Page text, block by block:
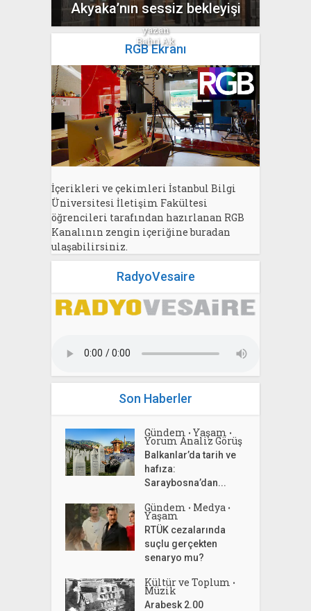
Akyaka’nın sessiz bekleyişi
yazan
Bahri Ak
RGB Ekranı
İçerikleri ve çekimleri İstanbul Bilgi
Üniversitesi İletişim Fakültesi
öğrencileri tarafından hazırlanan RGB
Kanalının zengin içeriğine buradan
ulaşabilirsiniz.
RadyoVesaire
Son Haberler
Gündem • Yaşam •
Yorum Analiz Görüş
Balkanlar’da tarih ve
hafıza:
Saraybosna’dan...
Gündem • Medya •
Yaşam
RTÜK cezalarında
suçlu gerçekten
senaryo mu?
Kültür ve Toplum •
Müzik
Arabesk 2.00